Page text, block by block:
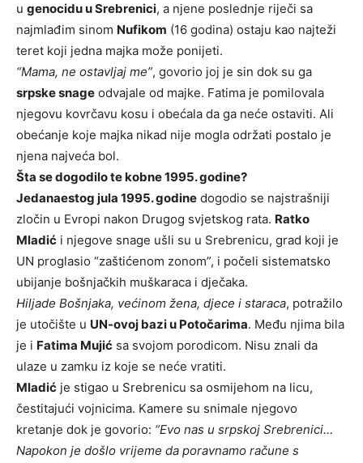
u genocidu u Srebrenici, a njene poslednje riječi sa
najmlađim sinom Nufikom (16 godina) ostaju kao najteži
teret koji jedna majka može ponijeti.
“Mama, ne ostavljaj me”, govorio joj je sin dok su ga
srpske snage odvajale od majke. Fatima je pomilovala
njegovu kovrčavu kosu i obećala da ga neće ostaviti. Ali
obećanje koje majka nikad nije mogla održati postalo je
njena najveća bol.
Šta se dogodilo te kobne 1995. godine?
Jedanaestog jula 1995. godine dogodio se najstrašniji
zločin u Evropi nakon Drugog svjetskog rata. Ratko
Mladić i njegove snage ušli su u Srebrenicu, grad koji je
UN proglasio “zaštićenom zonom”, i počeli sistematsko
ubijanje bošnjačkih muškaraca i dječaka.
Hiljade Bošnjaka, većinom žena, djece i staraca, potražilo
je utočište u UN-ovoj bazi u Potočarima. Među njima bila
je i Fatima Mujić sa svojom porodicom. Nisu znali da
ulaze u zamku iz koje se neće vratiti.
Mladić je stigao u Srebrenicu sa osmijehom na licu,
čestitajući vojnicima. Kamere su snimale njegovo
kretanje dok je govorio: “Evo nas u srpskoj Srebrenici…
Napokon je došlo vrijeme da poravnamo račune s